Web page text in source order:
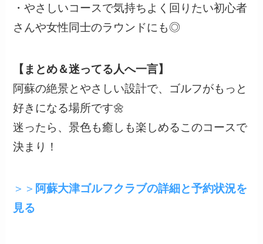
・やさしいコースで気持ちよく回りたい初心者
さんや女性同士のラウンドにも◎
【まとめ＆迷ってる人へ一言】
阿蘇の絶景とやさしい設計で、ゴルフがもっと
好きになる場所です🌼
迷ったら、景色も癒しも楽しめるこのコースで
決まり！
＞＞ 阿蘇大津ゴルフクラブの詳細と予約状況を
見る